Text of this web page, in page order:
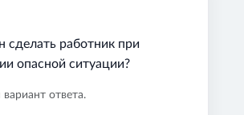
сделать работник при
опасной ситуации?
ответа.